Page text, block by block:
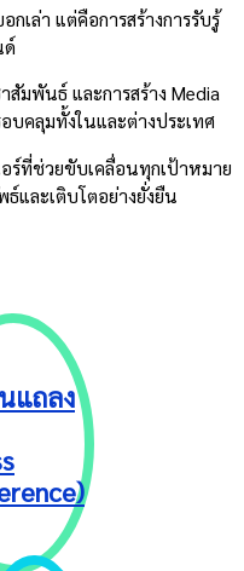
กเล่า แต่คือการสร้างการรับรู้
ด์
สัมพันธ์ และการสร้าง Media
บคลุมทั้งในและต่างประเทศ
อร์ที่ช่วยขับเคลื่อนทุกเป้าหมาย
และเติบโตอย่างยั่งยืน
แถลง